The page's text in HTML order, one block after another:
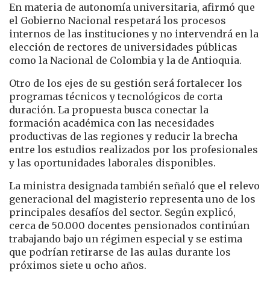
En materia de autonomía universitaria, afirmó que
el Gobierno Nacional respetará los procesos
internos de las instituciones y no intervendrá en la
elección de rectores de universidades públicas
como la Nacional de Colombia y la de Antioquia.
Otro de los ejes de su gestión será fortalecer los
programas técnicos y tecnológicos de corta
duración. La propuesta busca conectar la
formación académica con las necesidades
productivas de las regiones y reducir la brecha
entre los estudios realizados por los profesionales
y las oportunidades laborales disponibles.
La ministra designada también señaló que el relevo
generacional del magisterio representa uno de los
principales desafíos del sector. Según explicó,
cerca de 50.000 docentes pensionados continúan
trabajando bajo un régimen especial y se estima
que podrían retirarse de las aulas durante los
próximos siete u ocho años.